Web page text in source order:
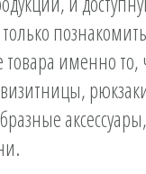
товара именно то,